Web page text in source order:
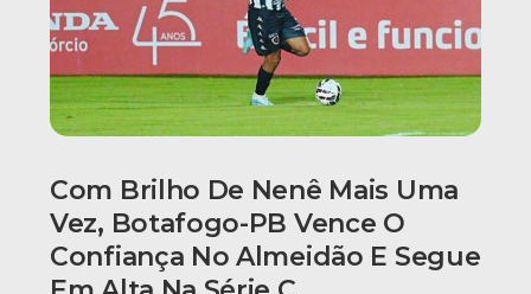
Com Brilho De Nenê Mais Uma
Vez, Botafogo-PB Vence O
Confiança No Almeidão E Segue